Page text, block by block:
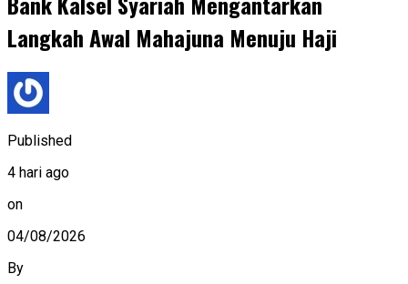
Langkah Awal Mahajuna Menuju Haji
Published
4 hari ago
on
04/08/2026
By